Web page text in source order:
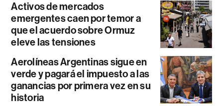
Activos de mercados
emergentes caen por temor a
que el acuerdo sobre Ormuz
eleve las tensiones
Aerolíneas Argentinas sigue en
verde y pagará el impuesto a las
ganancias por primera vez en su
historia